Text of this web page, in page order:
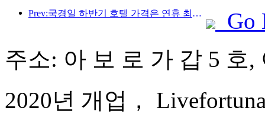
Prev:국경일 하반기 호텔 가격은 연휴 최저 수준
Go
주소: 아 보 로 가 갑 5 호,
2020년 개업，